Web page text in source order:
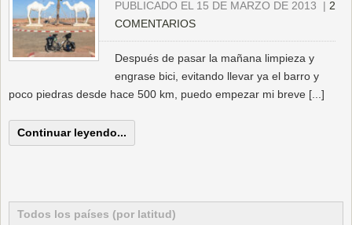
PUBLICADO EL 15 DE MARZO DE 2013 | 2
COMENTARIOS
Después de pasar la mañana limpieza y
engrase bici, evitando llevar ya el barro y
poco piedras desde hace 500 km, puedo empezar mi breve [...]
Continuar leyendo...
Todos los países (por latitud)